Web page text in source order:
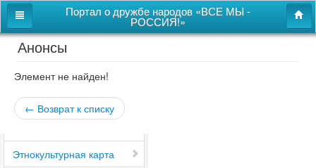
Портал о дружбе народов «ВСЕ МЫ -
РОССИЯ!»
Главная
Дом дружбы народов
Новости
Этнокультурная карта
Анонсы
Элемент не найден!
← Возврат к списку